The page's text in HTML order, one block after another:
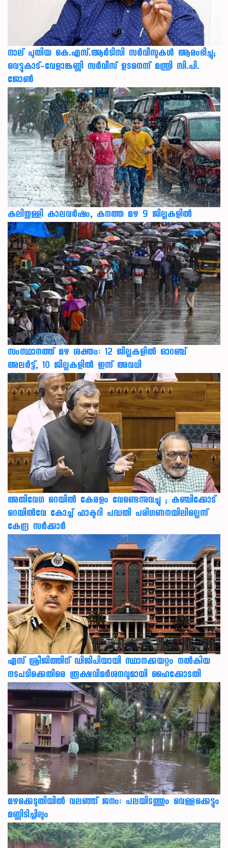
നാല് പുതിയ കെ.എസ്.ആർടിസി സർവീസുകൾ ആരംഭിച്ചു;
വെട്ടുകാട്-വേളാങ്കണ്ണി സർവീസ് ഉടനെന്ന് മന്ത്രി സി.പി.
ജോൺ
കലിതുള്ളി കാലവർഷം, കനത്ത മഴ 9 ജില്ലകളിൽ
സംസ്ഥാനത്ത് മഴ ശക്തം: 12 ജില്ലകളിൽ ഓറഞ്ച്
അലർട്ട്, 10 ജില്ലകളിൽ ഇന്ന് അവധി
അതിവേഗ റെയിൽ കേരളം വേണ്ടെന്നുവച്ചു ; കഞ്ചിക്കോട്
റെയിൽവേ കോച്ച് ഫാക്ടറി പദ്ധതി പരിഗണനയിലില്ലെന്ന്
കേന്ദ്ര സർക്കാർ
എസ് ശ്രീജിത്തിന് ഡിജിപിയായി സ്ഥാനക്കയറ്റം നൽകിയ
നടപടിക്കെതിരെ രൂക്ഷവിമർശനവുമായി ഹൈക്കോടതി
മഴക്കെടുതിയിൽ വലഞ്ഞ് ജനം: പലയിടത്തും വെള്ളക്കെട്ടും
മണ്ണിടിച്ചിലും